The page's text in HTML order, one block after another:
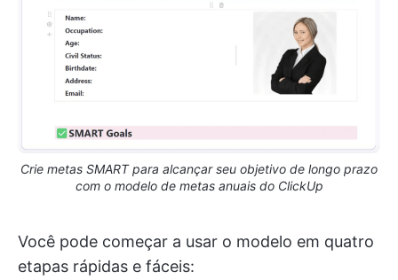
Crie metas SMART para alcançar seu objetivo de longo prazo
com o modelo de metas anuais do ClickUp
Você pode começar a usar o modelo em quatro
etapas rápidas e fáceis: